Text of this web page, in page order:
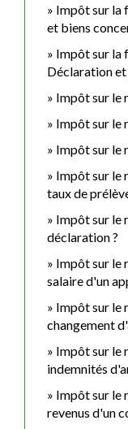
Impôt sur la
et biens
Impôt sur la
Déclaration
Impôt sur le
Impôt sur le
Impôt sur le
Impôt sur le
taux de
Impôt sur le
déclaration ?
Impôt sur le
salaire d'un
Impôt sur le
changement
Impôt sur le
indemnités
Impôt sur le
revenus d'un